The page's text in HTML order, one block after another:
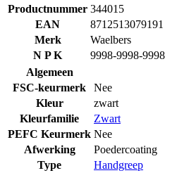
Productnummer 344015
EAN
8712513079191
Merk
Waelbers
N P K
9998-9998-9998
Algemeen
FSC-keurmerk
Nee
Kleur
zwart
Kleurfamilie
Zwart
PEFC Keurmerk Nee
Afwerking
Poedercoating
Type
Handgreep